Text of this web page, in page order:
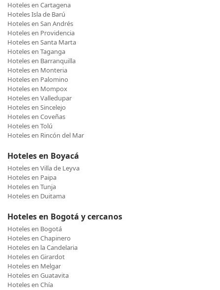
Hoteles en Cartagena
Hoteles Isla de Barú
Hoteles en San Andrés
Hoteles en Providencia
Hoteles en Santa Marta
Hoteles en Taganga
Hoteles en Barranquilla
Hoteles en Monteria
Hoteles en Palomino
Hoteles en Mompox
Hoteles en Valledupar
Hoteles en Sincelejo
Hoteles en Coveñas
Hoteles en Tolú
Hoteles en Rincón del Mar
Hoteles en Boyacá
Hoteles en Villa de Leyva
Hoteles en Paipa
Hoteles en Tunja
Hoteles en Duitama
Hoteles en Bogotá y cercanos
Hoteles en Bogotá
Hoteles en Chapinero
Hoteles en la Candelaria
Hoteles en Girardot
Hoteles en Melgar
Hoteles en Guatavita
Hoteles en Chía